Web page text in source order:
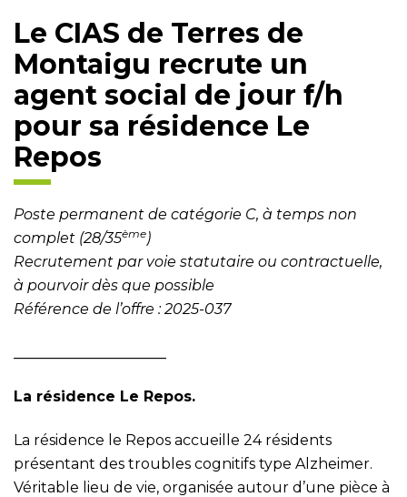
Le CIAS de Terres de
Montaigu recrute un
agent social de jour f/h
pour sa résidence Le
Repos
Poste permanent de catégorie C, à temps non
complet (28/35ème)
Recrutement par voie statutaire ou contractuelle,
à pourvoir dès que possible
Référence de l’offre : 2025-037
La résidence Le Repos.
La résidence le Repos accueille 24 résidents
présentant des troubles cognitifs type Alzheimer.
Véritable lieu de vie, organisée autour d’une pièce à